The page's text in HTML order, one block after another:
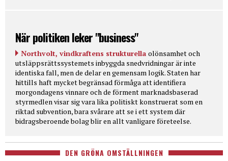
När politiken leker "business"
Northvolt, vindkraftens strukturella olönsamhet och
utsläppsrättssystemets inbyggda snedvridningar är inte
identiska fall, men de delar en gemensam logik. Staten har
hittills haft mycket begränsad förmåga att identifiera
morgondagens vinnare och de förment marknadsbaserad
styrmedlen visar sig vara lika politiskt konstruerat som en
riktad subvention, bara svårare att se i ett system där
bidragsberoende bolag blir en allt vanligare företeelse.
DEN GRÖNA OMSTÄLLNINGEN